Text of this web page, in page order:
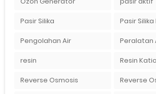
Pasir Silika Pasir
Pengolahan Air
resin Resin
Reverse Osmosis Reverse